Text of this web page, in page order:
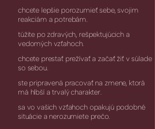
chcete lepšie porozumieť sebe, svojim
reakciám a potrebám.
túžite po zdravých, rešpektujúcich a
vedomých vzťahoch.
chcete prestať prežívať a začať žiť v súlade
so sebou.
ste pripravená pracovať na zmene, ktorá
má hlbší a trvalý charakter.
sa vo vašich vzťahoch opakujú podobné
situácie a nerozumiete prečo.